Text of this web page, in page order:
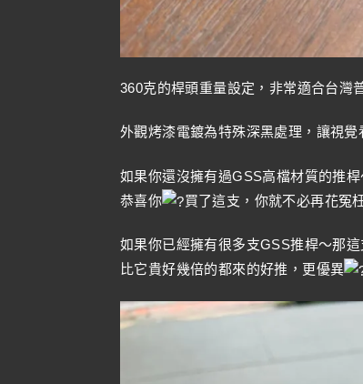
360克的桿頭重量設定，非常適合台灣
外觀烤漆電鍍為特殊深黑處理，讓視覺
如果你還沒擁有過GSS高檔材質的推桿
恭喜你
買了這支，你就不必再花冤
如果你已經擁有很多支GSS推桿～那
比它貴好幾倍的都來的好推，更優異